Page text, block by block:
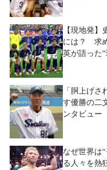
【現地発
には？ 求
英が語った
「胴上げ
す優勝の二
ンタビュー
なぜ世界は
る人々を熱